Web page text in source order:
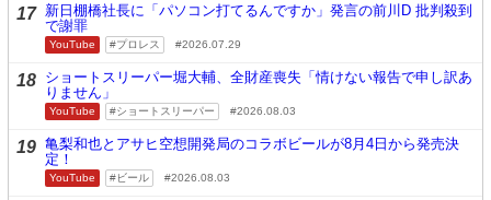
17 新日棚橋社長に「パソコン打てるんですか」発言の前川D 批判殺到
で謝罪
YouTube プロレス 2026.07.29
18 ショートスリーパー堀大輔、全財産喪失「情けない報告で申し訳あ
りません」
YouTube ショートスリーパー 2026.08.03
19 亀梨和也とアサヒ空想開発局のコラボビールが8月4日から発売決
定！
YouTube ビール 2026.08.03